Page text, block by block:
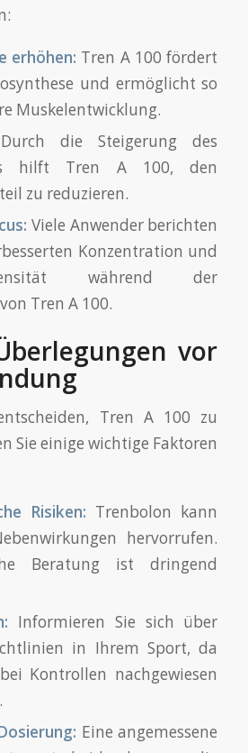
erhöhen: Tren A 100 fördert
und ermöglicht so
Muskelentwicklung.
die Steigerung des
hilft Tren A 100, den
zu reduzieren.
Viele Anwender berichten
Konzentration und
während der
Tren A 100.
vor
Tren A 100 zu
Sie einige wichtige Faktoren
Risiken: Trenbolon kann
hervorrufen.
Beratung ist dringend
Informieren Sie sich über
in Ihrem Sport, da
Kontrollen nachgewiesen
Eine angemessene